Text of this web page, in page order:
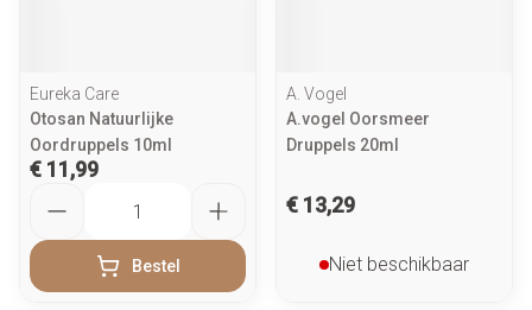
Eureka Care
Otosan Natuurlijke
Oordruppels 10ml
€ 11,99
Bestel
A. Vogel
A.vogel Oorsmeer
Druppels 20ml
€ 13,29
Niet beschikbaar